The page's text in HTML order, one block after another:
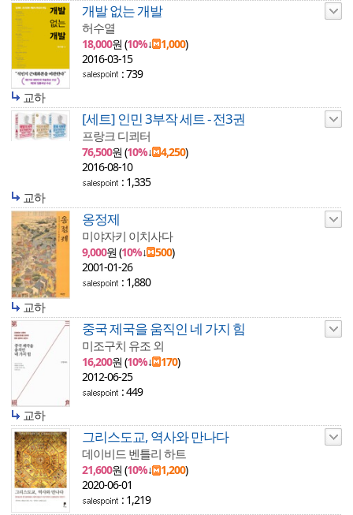
개발 없는 개발
허수열
18,000원 (10%↓ 1,000)
2016-03-15
: 739
교하
[세트] 인민 3부작 세트 - 전3권
프랑크 디쾨터
76,500원 (10%↓ 4,250)
2016-08-10
: 1,335
교하
옹정제
미야자키 이치사다
9,000원 (10%↓ 500)
2001-01-26
: 1,880
교하
중국 제국을 움직인 네 가지 힘
미조구치 유조 외
16,200원 (10%↓ 170)
2012-06-25
: 449
교하
그리스도교, 역사와 만나다
데이비드 벤틀리 하트
21,600원 (10%↓ 1,200)
2020-06-01
: 1,219